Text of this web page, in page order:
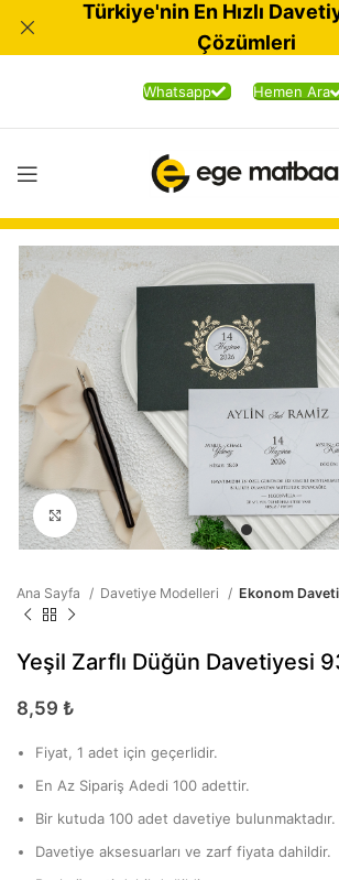
Whatsapp Hemen Ara
Büyütmek için tıklayın
Ana Sayfa Davetiye Modelleri Ekonom
Yeşil Zarflı Düğün Davetiyesi
8,59 ₺
Fiyat, 1 adet için geçerlidir.
En Az Sipariş Adedi 100 adettir.
Bir kutuda 100 adet davetiye bulunmaktadır.
Davetiye aksesuarları ve zarf fiyata dahildir.
Türkiye'nin En Hızlı
Çözümleri